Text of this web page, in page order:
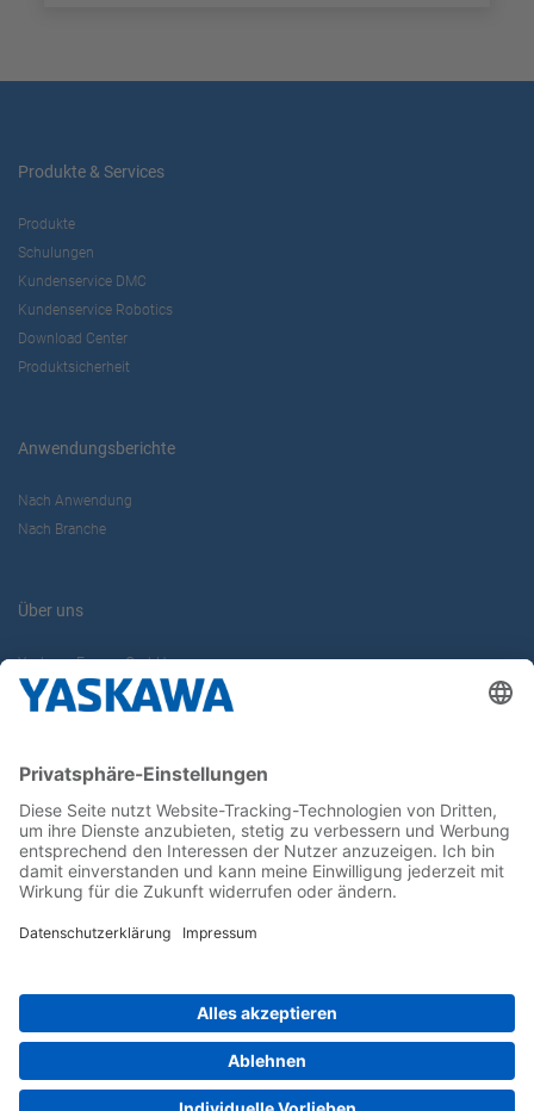
Produkte & Services
Produkte
Schulungen
Kundenservice DMC
Kundenservice Robotics
Download Center
Produktsicherheit
Anwendungsberichte
Nach Anwendung
Nach Branche
Über uns
Yaskawa Europe GmbH
Karriere
Newsletter
Follow us on...
Home Impressum Privacy Cookie Choices